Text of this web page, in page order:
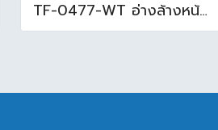
TF-0477-WT อ่างล้างหน้าบนเคาน์เตอร์ สีขาว